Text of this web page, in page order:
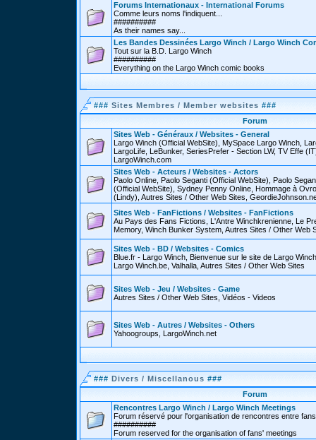
Forums Internationaux - International Forums
Comme leurs noms l'indiquent...
##########
As their names say...
Les Bandes Dessinées Largo Winch / Largo Winch
Tout sur la B.D. Largo Winch
##########
Everything on the Largo Winch comic books
### Sites Membres / Member websites ###
Forum
Sites Web - Généraux / Websites - General
Largo Winch (Official WebSite), MySpace Largo Winch,
LargoLife, LeBunker, SeriesPrefer - Section LW, TV Effe
LargoWinch.com
Sites Web - Acteurs / Websites - Actors
Paolo Online, Paolo Seganti (Official WebSite), Paolo
(Official WebSite), Sydney Penny Online, Hommage à
(Lindy), Autres Sites / Other Web Sites,
Sites Web - FanFictions / Websites - FanFictions
Au Pays des Fans Fictions, L'Antre Winchkrenienne, Le
Memory, Winch Bunker System, Autres Sites / Other Web
Sites Web - BD / Websites - Comics
Blue.fr - Largo Winch, Bienvenue sur le site de Largo
Largo Winch.be, Valhalla, Autres Sites / Other Web Sites
Sites Web - Jeu / Websites - Game
Autres Sites / Other Web Sites, Vidéos - Videos
Sites Web - Autres / Websites - Others
Yahoogroups, LargoWinch.net
### Divers / Miscellanous ###
Forum
Rencontres Largo Winch / Largo Winch Meetings
Forum réservé pour l'organisation de rencontres entre fans
##########
Forum reserved for the organisation of fans' meetings